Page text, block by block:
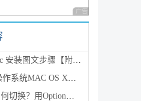
广告 商业广告，理性
文步骤【附破解版下载】
OS X【图文教程】
Option键切换双系统的步骤